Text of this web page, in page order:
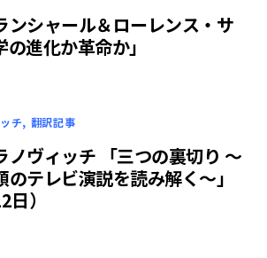
ンシャール＆ローレンス・サ
進化か革命か」
チ 翻訳記事
ノヴィッチ 「三つの裏切り ～
テレビ演説を読み解く～」
）